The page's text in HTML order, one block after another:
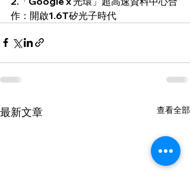
作：開啟1.6T矽光子時代
最新文章 查看全部